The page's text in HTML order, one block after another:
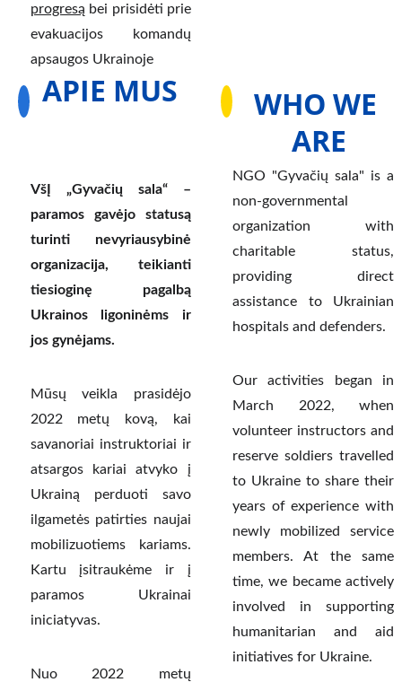
progresą bei prisidėti prie
evakuacijos komandų
apsaugos Ukrainoje
VšĮ „Gyvačių sala“ –
paramos gavėjo statusą
turinti nevyriausybinė
organizacija, teikianti
tiesioginę pagalbą
Ukrainos ligoninėms ir
jos gynėjams.
Mūsų veikla prasidėjo
2022 metų kovą, kai
savanoriai instruktoriai ir
atsargos kariai atvyko į
Ukrainą perduoti savo
ilgametės patirties naujai
mobilizuotiems kariams.
Kartu įsitraukėme ir į
paramos Ukrainai
iniciatyvas.
Nuo 2022 metų
NGO "Gyvačių sala" is a
non-governmental
organization with
charitable status,
providing direct
assistance to Ukrainian
hospitals and defenders.
Our activities began in
March 2022, when
volunteer instructors and
reserve soldiers travelled
to Ukraine to share their
years of experience with
newly mobilized service
members. At the same
time, we became actively
involved in supporting
humanitarian and aid
initiatives for Ukraine.
WHO WE
ARE
APIE MUS